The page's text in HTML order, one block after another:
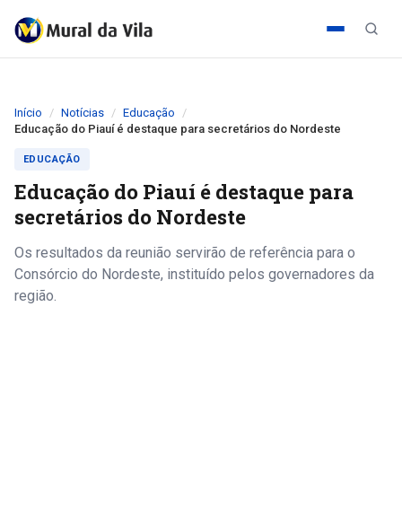
Início Notícias
Educação
Educação do Piauí é destaque para secretários do Nordeste
EDUCAÇÃO
Educação do Piauí é destaque para
secretários do Nordeste
Os resultados da reunião servirão de referência para o
Consórcio do Nordeste, instituído pelos governadores da
região.